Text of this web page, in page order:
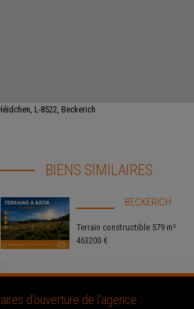
L-8522, Beckerich
BIENS SIMILAIRES
BECKERICH
Terrain constructible 579 m²
463200 €
d'ouverture de l'agence :